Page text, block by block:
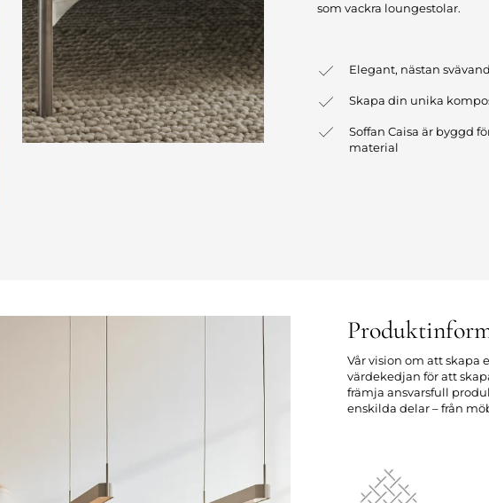
som vackra loungestolar.
Elegant, nästan
Skapa din unika
Soffan Caisa är byggd
material
Vår vision om att skapa
värdekedjan för att
främja ansvarsfull
enskilda delar – från